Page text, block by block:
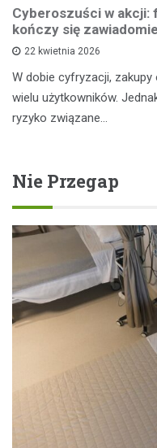
Cyberoszuści w akcji:
kończy się
22 kwietnia 2026
W dobie cyfryzacji,
wielu użytkowników.
ryzyko związane…
Nie Przegap